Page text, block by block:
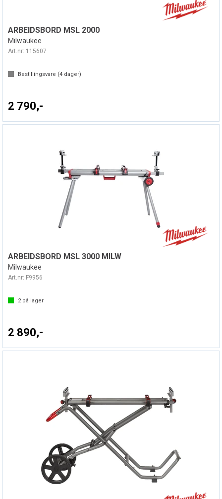
ARBEIDSBORD MSL 2000
Milwaukee
Art.nr: 115607
Bestillingsvare (4 dager)
2 790,-
ARBEIDSBORD MSL 3000 MILW
Milwaukee
Art.nr: F9956
2på lager
2 890,-